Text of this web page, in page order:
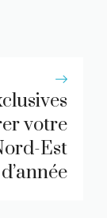
votre
Est